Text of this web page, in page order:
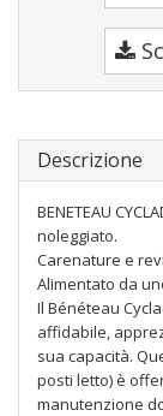
Descrizione
BENETEAU
noleggiato.
Carenature e
Alimentato da
Il Bénéteau
affidabile,
sua capacità.
posti letto) è
manutenzione